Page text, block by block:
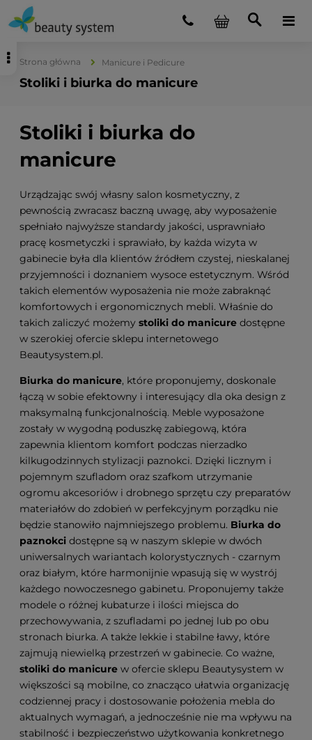
Strona główna Manicure i Pedicure
Stoliki i biurka do manicure
Stoliki i biurka do
manicure
Urządzając swój własny salon kosmetyczny, z
pewnością zwracasz baczną uwagę, aby wyposażenie
spełniało najwyższe standardy jakości, usprawniało
pracę kosmetyczki i sprawiało, by każda wizyta w
gabinecie była dla klientów źródłem czystej, nieskalanej
przyjemności i doznaniem wysoce estetycznym. Wśród
takich elementów wyposażenia nie może zabraknąć
komfortowych i ergonomicznych mebli. Właśnie do
takich zaliczyć możemy stoliki do manicure dostępne
w szerokiej ofercie sklepu internetowego
Beautysystem.pl.
Biurka do manicure, które proponujemy, doskonale
łączą w sobie efektowny i interesujący dla oka design z
maksymalną funkcjonalnością. Meble wyposażone
zostały w wygodną poduszkę zabiegową, która
zapewnia klientom komfort podczas nierzadko
kilkugodzinnych stylizacji paznokci. Dzięki licznym i
pojemnym szufladom oraz szafkom utrzymanie
ogromu akcesoriów i drobnego sprzętu czy preparatów
materiałów do zdobień w perfekcyjnym porządku nie
będzie stanowiło najmniejszego problemu. Biurka do
paznokci dostępne są w naszym sklepie w dwóch
uniwersalnych wariantach kolorystycznych - czarnym
oraz białym, które harmonijnie wpasują się w wystrój
każdego nowoczesnego gabinetu. Proponujemy także
modele o różnej kubaturze i ilości miejsca do
przechowywania, z szufladami po jednej lub po obu
stronach biurka. A także lekkie i stabilne ławy, które
zajmują niewielką przestrzeń w gabinecie. Co ważne,
stoliki do manicure w ofercie sklepu Beautysystem w
większości są mobilne, co znacząco ułatwia organizację
codziennej pracy i dostosowanie położenia mebla do
aktualnych wymagań, a jednocześnie nie ma wpływu na
stabilność i bezpieczeństwo użytkowania konkretnego